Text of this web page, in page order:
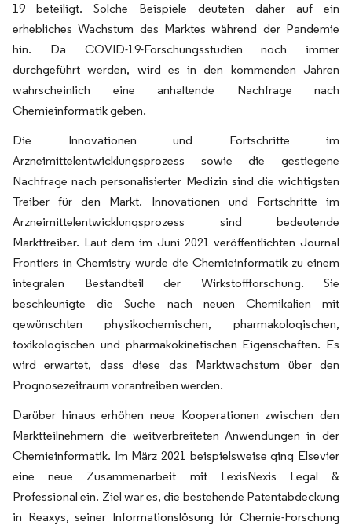
19 beteiligt. Solche Beispiele deuteten daher auf ein
erhebliches Wachstum des Marktes während der Pandemie
hin. Da COVID-19-Forschungsstudien noch immer
durchgeführt werden, wird es in den kommenden Jahren
wahrscheinlich eine anhaltende Nachfrage nach
Chemieinformatik geben.
Die Innovationen und Fortschritte im
Arzneimittelentwicklungsprozess sowie die gestiegene
Nachfrage nach personalisierter Medizin sind die wichtigsten
Treiber für den Markt. Innovationen und Fortschritte im
Arzneimittelentwicklungsprozess sind bedeutende
Markttreiber. Laut dem im Juni 2021 veröffentlichten Journal
Frontiers in Chemistry wurde die Chemieinformatik zu einem
integralen Bestandteil der Wirkstoffforschung. Sie
beschleunigte die Suche nach neuen Chemikalien mit
gewünschten physikochemischen, pharmakologischen,
toxikologischen und pharmakokinetischen Eigenschaften. Es
wird erwartet, dass diese das Marktwachstum über den
Prognosezeitraum vorantreiben werden.
Darüber hinaus erhöhen neue Kooperationen zwischen den
Marktteilnehmern die weitverbreiteten Anwendungen in der
Chemieinformatik. Im März 2021 beispielsweise ging Elsevier
eine neue Zusammenarbeit mit LexisNexis Legal &
Professional ein. Ziel war es, die bestehende Patentabdeckung
in Reaxys, seiner Informationslösung für Chemie-Forschung